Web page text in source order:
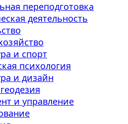
переподготовка
деятельность
и спорт
психология
и дизайн
и управление